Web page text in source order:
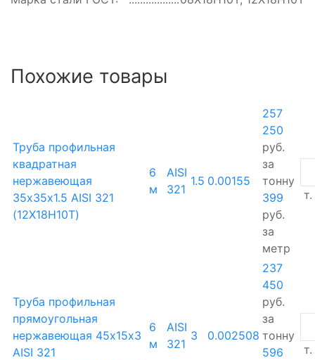
Похожие товары
Труба профильная
квадратная
нержавеющая
35х35х1.5 AISI 321
(12Х18Н10Т)
6
м
AISI
321
1.5 0.00155
257
250
руб.
за
тонну
399
руб.
за
метр
т.
Труба профильная
прямоугольная
нержавеющая 45х15х3
AISI 321
6
м
AISI
321
3 0.002508
237
450
руб.
за
тонну
596
т.